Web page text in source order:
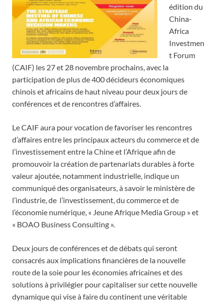
édition du
China-
Africa
Investmen
t Forum
(CAIF) les 27 et 28 novembre prochains, avec la
participation de plus de 400 décideurs économiques
chinois et africains de haut niveau pour deux jours de
conférences et de rencontres d’affaires.
Le CAIF aura pour vocation de favoriser les rencontres
d’affaires entre les principaux acteurs du commerce et de
l’investissement entre la Chine et l’Afrique afin de
promouvoir la création de partenariats durables à forte
valeur ajoutée, notamment industrielle, indique un
communiqué des organisateurs, à savoir le ministère de
l’industrie, de l’investissement, du commerce et de
l’économie numérique, « Jeune Afrique Media Group » et
« BOAO Business Consulting ».
Deux jours de conférences et de débats qui seront
consacrés aux implications financières de la nouvelle
route de la soie pour les économies africaines et des
solutions à privilégier pour capitaliser sur cette nouvelle
dynamique qui vise à faire du continent une véritable